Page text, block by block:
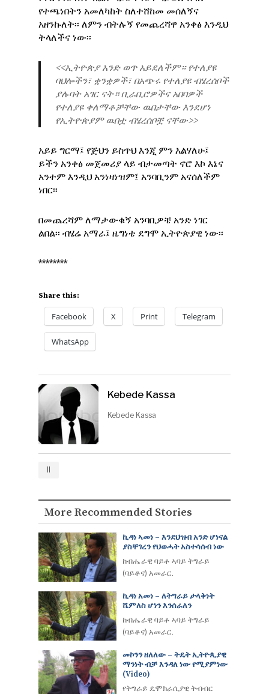
የተጫነበትን አመለካከት ስለተሸከመ መሰለኝና
አዘንኩለት፡፡ ለምን ብትሉኝ የመጨረሻዋ አንቀፅ እንዲህ
ትላለችና ነው፡፡
<<ኢትዮጵያ አንድ ወጥ አይደለችም። የተለያዩ
ባህሎችን፣ ቋንቋዎች፣ በአጭሩ የተለያዩ ብሄረሰቦች
ያሉባት አገር ናት። ቢራቢሮዎችና አበባዎች
የተለያዩ ቀለማቶቻቸው ዉበታቸው እንደሆነ
የኢትዮጵያም ዉበቷ ብሄረሰቦቿ ናቸው>>
አይይ ግርማ፤ የጅህን ይስጥህ እንጂ ምን እልሃለሁ፤
ይችን አንቀፅ መጀመሪያ ላይ ብታመጣት ኖሮ እኮ እኔና
አንተም እንዲህ አንነዛነዝም፤ አንባቢንም አናሰለችም
ነበር፡፡
በመጨረሻም ለማታውቁኝ አንባቢዎቼ አንድ ነገር
ልበል፡፡ ብሄሬ አማራ፤ ዜግነቴ ደግሞ ኢትዮጵያዊ ነው፡፡
********
Share this:
Facebook X Print Telegram
WhatsApp
Kebede Kassa
Kebede Kassa
More Recommended Stories
ኪዳነ ኣመነ – እንደህዝብ አንድ ሆነናል
ያስቸገረን የህወሓት አስተሳሰብ ነው
ከብሔራዊ ባይቶ ኣባይ ትግራይ
(ባይቶና) አመራር.
ኪዳነ አመነ – ለትግራይ ታላቅነት
ሼምለስ ሆነን እንሰራለን
ከብሔራዊ ባይቶ ኣባይ ትግራይ
(ባይቶና) አመራር.
መኮንን ዘለለው – ትዴት ኢትዮጲያዊ
ማንነት ብቻ እንዳለ ነው የሚያምነው
(video)
የትግራይ ዴሞክራሲያዊ ትብብር